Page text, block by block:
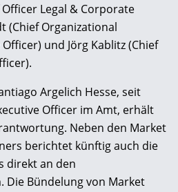
Legal & Corporate
(Chief Organizational
und Jörg Kablitz (Chief
Argelich Hesse, seit
Officer im Amt, erhält
Neben den Market
berichtet künftig auch die
direkt an den
Die Bündelung von Market